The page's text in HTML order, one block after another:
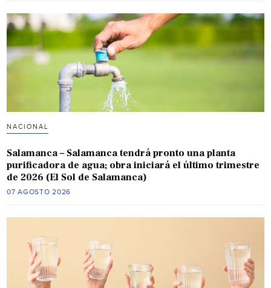
NACIONAL
Salamanca – Salamanca tendrá pronto una planta
purificadora de agua; obra iniciará el último trimestre
de 2026 (El Sol de Salamanca)
07 AGOSTO 2026